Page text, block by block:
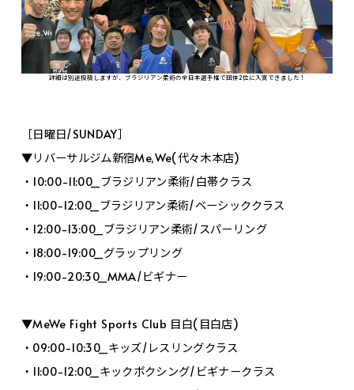
詳細は別途投稿しますが、ブラジリアン柔術の全日本選手権で団体2位に入賞できました！
［日曜日/SUNDAY］
▼リバーサルジム新宿Me,We(代々木本店)
・10:00-11:00_ブラジリアン柔術/白帯クラス
・11:00-12:00_ブラジリアン柔術/ベーシッククラス
・12:00-13:00_ブラジリアン柔術/スパーリング
・18:00-19:00_グラップリング
・19:00-20:30_MMA/ビギナー
▼MeWe Fight Sports Club 目白(目白店)
・09:00-10:30_キッズ/レスリングクラス
・11:00-12:00_キックボクシング/ビギナークラス